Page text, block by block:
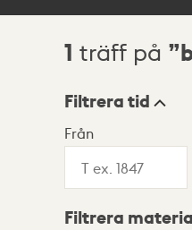
1 träff på
Visningsläge
Lista
Filtrera tid
Från
Filtrera